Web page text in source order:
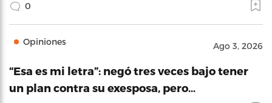
0
Opiniones Ago 3, 2026
“Esa es mi letra”: negó tres veces bajo tener
un plan contra su exesposa, pero…